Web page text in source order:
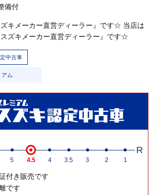
備付
キメーカー直営ディーラー』です☆ 当店は
ズキメーカー直営ディーラー』です☆
中古車
アム
R
5 4.5 4 3.5 3 2 1
付き販売です
です